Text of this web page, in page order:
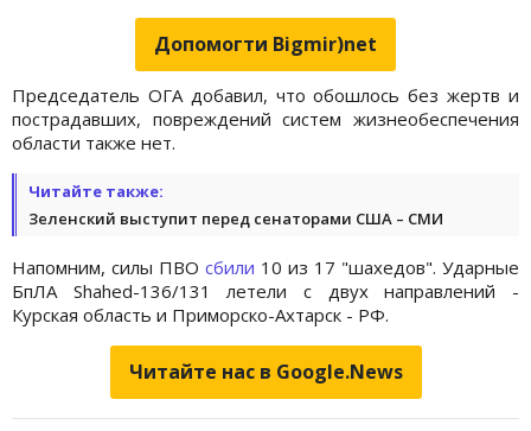
Допомогти Bigmir)net
Председатель ОГА добавил, что обошлось без жертв и
пострадавших, повреждений систем жизнеобеспечения
области также нет.
Читайте также:
Зеленский выступит перед сенаторами США – СМИ
Напомним, силы ПВО сбили 10 из 17 "шахедов". Ударные
БпЛА Shahed-136/131 летели с двух направлений -
Курская область и Приморско-Ахтарск - РФ.
Читайте нас в Google.News